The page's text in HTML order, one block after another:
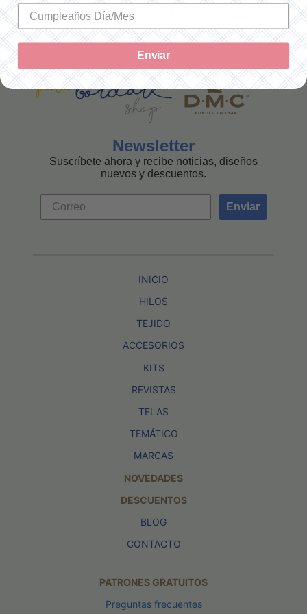
MEXICANA
Newsletter
Suscríbete ahora y recibe noticias, diseños
nuevos y descuentos.
Enviar
INICIO
HILOS
TEJIDO
ACCESORIOS
KITS
REVISTAS
TELAS
TEMÁTICO
MARCAS
NOVEDADES
DESCUENTOS
BLOG
CONTACTO
PATRONES GRATUITOS
Preguntas frecuentes
Enviar